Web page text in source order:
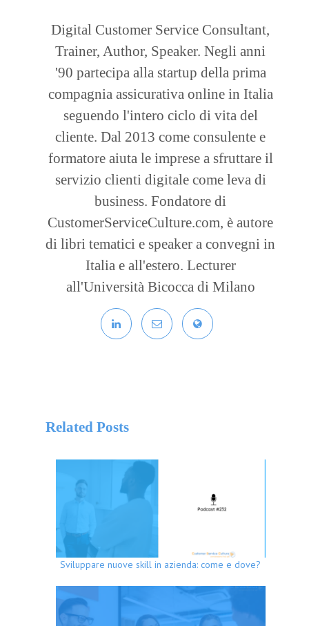
Digital Customer Service Consultant,
Trainer, Author, Speaker. Negli anni
'90 partecipa alla startup della prima
compagnia assicurativa online in Italia
seguendo l'intero ciclo di vita del
cliente. Dal 2013 come consulente e
formatore aiuta le imprese a sfruttare il
servizio clienti digitale come leva di
business. Fondatore di
CustomerServiceCulture.com, è autore
di libri tematici e speaker a convegni in
Italia e all'estero. Lecturer
all'Università Bicocca di Milano
Related Posts
Sviluppare nuove skill in azienda: come e dove?